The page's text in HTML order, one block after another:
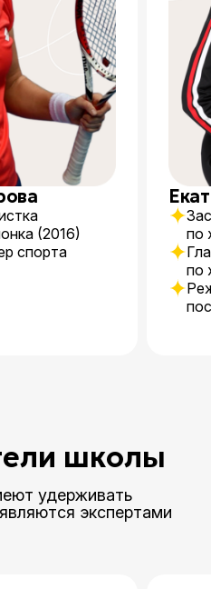
(2016)
спорта
по
по
школы
удерживать
экспертами